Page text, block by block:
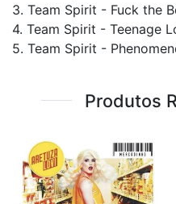
3. Team Spirit - Fuck the
4. Team Spirit - Teenage
5. Team Spirit -
Produtos